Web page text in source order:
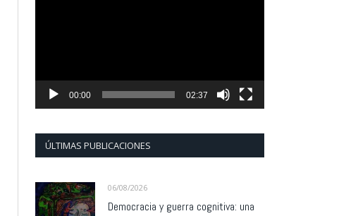
00:00 02:37
ÚLTIMAS PUBLICACIONES
06/08/2026
Democracia y guerra cognitiva: una